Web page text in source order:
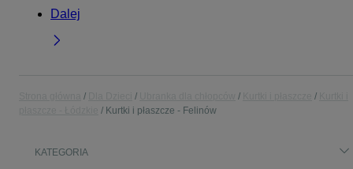
Dalej
Kurtki i płaszcze - Felinów
KATEGORIA